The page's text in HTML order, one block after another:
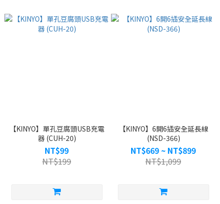
【KINYO】單孔豆腐頭USB充電
器 (CUH-20)
NT$99
NT$199
【KINYO】6開6插安全延長線
(NSD-366)
NT$669 ~ NT$899
NT$1,099